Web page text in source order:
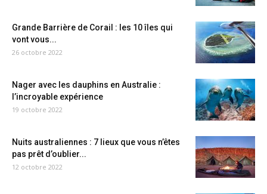
Grande Barrière de Corail : les 10 îles qui
vont vous...
26 octobre 2022
Nager avec les dauphins en Australie :
l’incroyable expérience
19 octobre 2022
Nuits australiennes : 7 lieux que vous n’êtes
pas prêt d’oublier...
12 octobre 2022